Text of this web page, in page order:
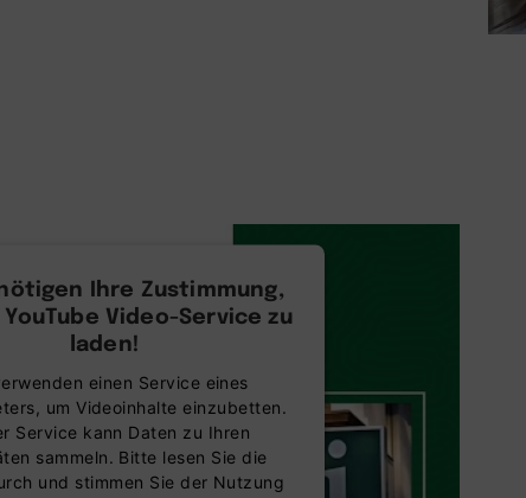
Ihre Zustimmung,
Video-Service zu
laden!
einen Service eines
um Videoinhalte einzubetten.
Service kann Daten zu Ihren
sammeln. Bitte lesen Sie die
und stimmen Sie der Nutzung